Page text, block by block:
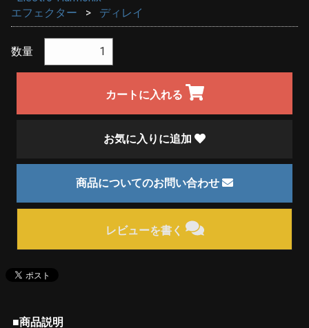
エフェクター
ディレイ
数量
カートに入れる
お気に入りに追加
商品についてのお問い合わせ
レビューを書く
■商品説明